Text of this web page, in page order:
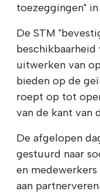
toezeggingen"
De STM
uitwerken van
bieden op de
roept op tot
van de kant van
De afgelopen
gestuurd naar
en
aan